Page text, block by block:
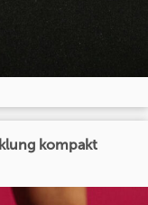
kompakt